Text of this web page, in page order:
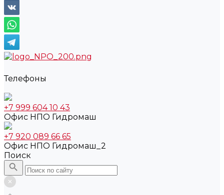
Телефоны
+7 999 604 10 43
Офис НПО Гидромаш
+7 920 089 66 65
Офис НПО Гидромаш_2
Поиск